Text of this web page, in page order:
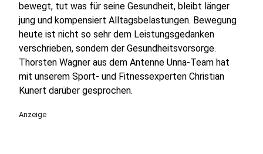
bewegt, tut was für seine Gesundheit, bleibt länger
jung und kompensiert Alltagsbelastungen. Bewegung
heute ist nicht so sehr dem Leistungsgedanken
verschrieben, sondern der Gesundheitsvorsorge.
Thorsten Wagner aus dem Antenne Unna-Team hat
mit unserem Sport- und Fitnessexperten Christian
Kunert darüber gesprochen.
Anzeige